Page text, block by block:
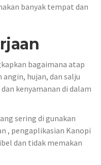
banyak tempat dan
bagaimana atap
hujan, dan salju
kenyamanan di dalam
sering di gunakan
, pengaplikasian Kanopi
dan tidak memakan